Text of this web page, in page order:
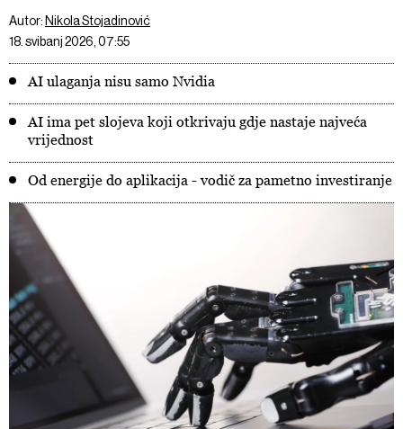
Autor: Nikola Stojadinović
18. svibanj 2026, 07:55
AI ulaganja nisu samo Nvidia
AI ima pet slojeva koji otkrivaju gdje nastaje najveća
vrijednost
Od energije do aplikacija - vodič za pametno investiranje